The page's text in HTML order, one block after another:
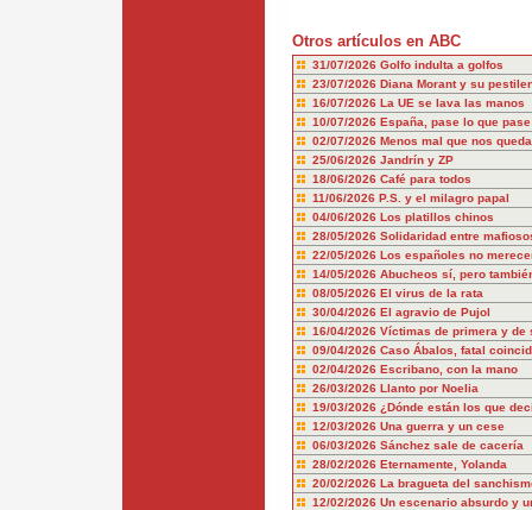
Otros artículos en ABC
31/07/2026 Golfo indulta a golfos
23/07/2026 Diana Morant y su
16/07/2026 La UE se lava las manos
10/07/2026 España, pase lo que pase
02/07/2026 Menos mal que nos
25/06/2026 Jandrín y ZP
18/06/2026 Café para todos
11/06/2026 P.S. y el milagro papal
04/06/2026 Los platillos chinos
28/05/2026 Solidaridad entre
22/05/2026 Los españoles no
14/05/2026 Abucheos sí, pero
08/05/2026 El virus de la rata
30/04/2026 El agravio de Pujol
16/04/2026 Víctimas de primera y de
09/04/2026 Caso Ábalos, fatal
02/04/2026 Escribano, con la mano
26/03/2026 Llanto por Noelia
19/03/2026 ¿Dónde están los que
12/03/2026 Una guerra y un cese
06/03/2026 Sánchez sale de cacería
28/02/2026 Eternamente, Yolanda
20/02/2026 La bragueta del
12/02/2026 Un escenario absurdo y